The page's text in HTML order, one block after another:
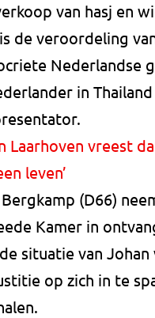
van hasj en
de veroordeling
Nederlandse
in
Laarhoven vreest
leven’
(D66)
Kamer in
situatie van
op zich in te